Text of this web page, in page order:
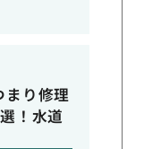
り修理
！水道